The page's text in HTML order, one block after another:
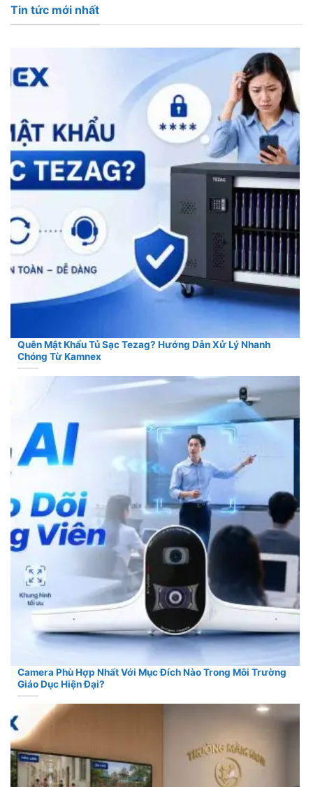
Tin tức mới nhất
Quên Mật Khẩu Tủ Sạc Tezag? Hướng Dẫn Xử Lý Nhanh
Chóng Từ Kamnex
Camera Phù Hợp Nhất Với Mục Đích Nào Trong Môi Trường
Giáo Dục Hiện Đại?